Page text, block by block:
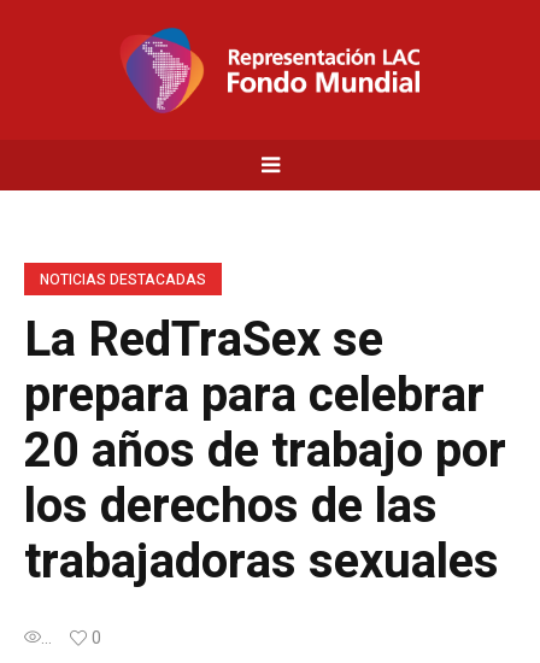
NOTICIAS DESTACADAS
La RedTraSex se
prepara para celebrar
20 años de trabajo por
los derechos de las
trabajadoras sexuales
... 0